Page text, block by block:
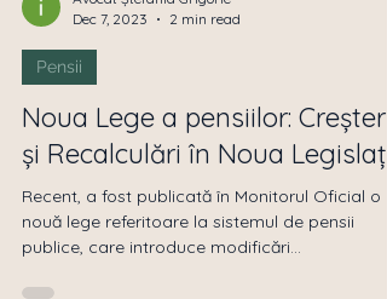
Dec 7, 2023
Pensii
Noua Lege a pensiilor: Creșteri
și Recalculări în Noua
Recent, a fost publicată în Monitorul Oficial o
nouă lege referitoare la sistemul de pensii
publice, care introduce modificări...